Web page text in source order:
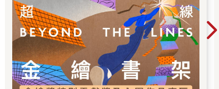
她還是走出房間去確認了。
大概等了一分鐘，芊穗就有了回覆，只是她的聲音突然變得低
沉，有些遲疑地說：「爸，他……嗯，他在床上睡著了。」
「奇怪，他知道我要回來，怎麼這麼早就睡了？」綺媚失望地嘆
了一口氣，又說：「算了，不要吵他，妳能開車來祈安車站接我
嗎？我在方塊人這邊等妳。」
芊穗今年二十歲，剛考到駕照，但綺媚覺得芊穗的駕駛技術已經
比很多計程車駕駛優秀了。